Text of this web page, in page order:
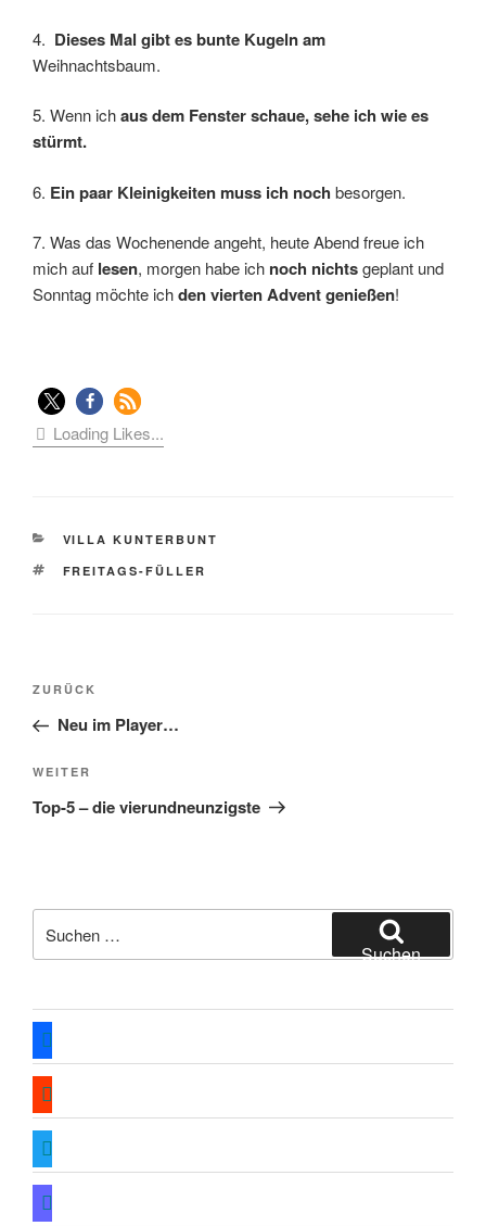
4. Dieses Mal gibt es bunte Kugeln am
Weihnachtsbaum.
5. Wenn ichaus dem Fenster schaue, sehe ich wie es
stürmt.
6. Ein paar Kleinigkeiten muss ich noch besorgen.
7. Was das Wochenende angeht, heute Abend freue ich
mich auf lesen, morgen habe ich noch nichtsgeplant und
Sonntag möchte ichden vierten Advent genießen!
Loading Likes...
KATEGORIEN
VILLA KUNTERBUNT
SCHLAGWÖRTER
FREITAGS-FÜLLER
Beitragsnavigation
Vorheriger
Beitrag
ZURÜCK
Neu im Player…
Nächster
Beitrag
WEITER
Top-5 – die vierundneunzigste
nach:
Suchen
facebook
soundcloud
twitter
mastodon